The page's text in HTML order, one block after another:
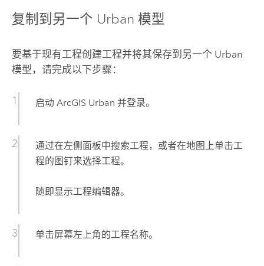
复制到另一个 Urban 模型
要基于现有工程创建工程并将其保存到另一个 Urban
模型，请完成以下步骤：
启动 ArcGIS Urban 并登录。
通过在左侧面板中搜索工程，或者在地图上单击工
程的图钉来选择工程。
随即显示工程编辑器。
单击屏幕左上角的工程名称。